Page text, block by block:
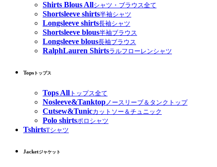
Shirts Blous Allシャツ・ブラウス全て
Shortsleeve shirts半袖シャツ
Longsleeve shirts長袖シャツ
Shortsleeve blous半袖ブラウス
Longsleeve blous長袖ブラウス
RalphLauren Shirtsラルフローレンシャツ
Tops トップス
Tops All トップス全て
Nosleeve&Tanktopノースリーブ＆タンクトップ
Cutsew&Tunicカットソー＆チュニック
Polo shirtsポロシャツ
TshirtsTシャツ
Jacketジャケット